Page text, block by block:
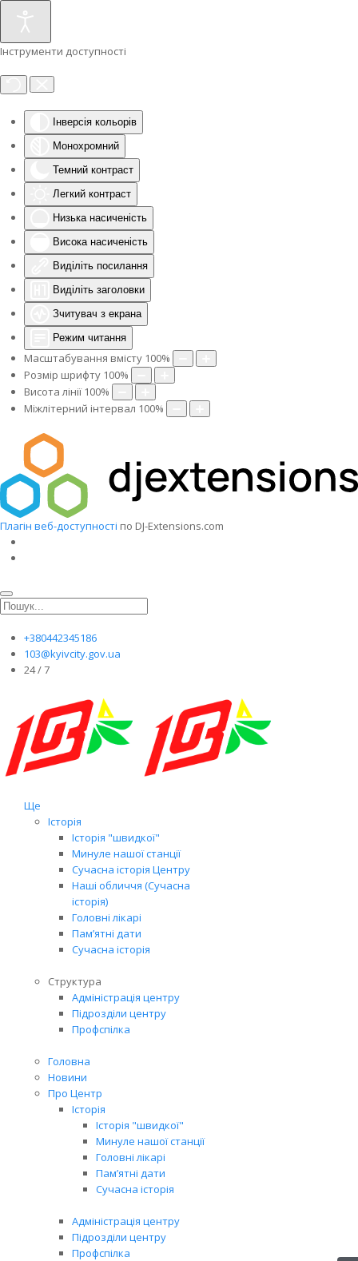
Інструменти доступності
Інверсія кольорів
Монохромний
Темний контраст
Легкий контраст
Низька насиченість
Висока насиченість
Виділіть посилання
Виділіть заголовки
Зчитувач з екрана
Режим читання
Масштабування вмісту 100%
Розмір шрифту 100%
Висота лінії 100%
Міжлітерний інтервал 100%
Плагін веб-доступності по DJ-Extensions.com
+380442345186
103@kyivcity.gov.ua
24 / 7
Ще
Історія
Історія "швидкої"
Минуле нашої станції
Сучасна історія Центру
Наші обличчя (Сучасна
історія)
Головні лікарі
Пам’ятні дати
Сучасна історія
Структура
Адміністрація центру
Підрозділи центру
Профспілка
Головна
Новини
Про Центр
Історія
Історія "швидкої"
Минуле нашої станції
Головні лікарі
Пам’ятні дати
Сучасна історія
Адміністрація центру
Підрозділи центру
Профспілка